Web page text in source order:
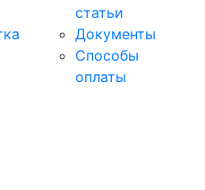
статьи
Документы
Способы
оплаты